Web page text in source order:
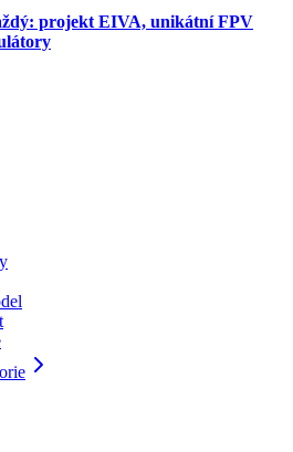
projekt EIVA, unikátní FPV